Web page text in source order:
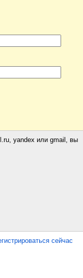
yandex или gmail, вы
сейчас